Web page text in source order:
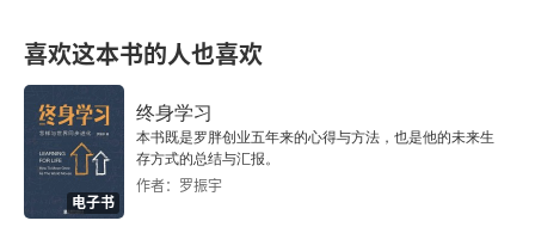
“美日菲印澳” 残留地缘对抗。我们应该回想一下 4
0 年前日韩港台企业到中国的开拓，那时中国的问
题不会比印尼少，中国企业走向世界的首战应该是
在东盟区域，我们和欧美拼的是能吃苦，不如认认
真真去南方国家把我们走过的路再走一遍。我赞同
喜欢这本书的人也喜欢
电子书
终身学习
本书既是罗胖创业五年来的心得与方法，也是他的未来生
存方式的总结与汇报。
作者：罗振宇